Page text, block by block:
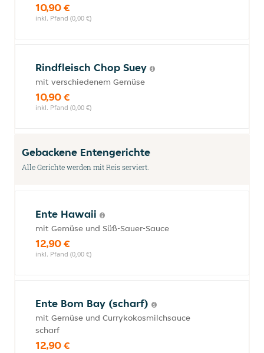
10,90 €
inkl. Pfand (0,00 €)
Rindfleisch Chop Suey
mit verschiedenem Gemüse
10,90 €
inkl. Pfand (0,00 €)
Gebackene Entengerichte
Alle Gerichte werden mit Reis serviert.
Ente Hawaii
mit Gemüse und Süß-Sauer-Sauce
12,90 €
inkl. Pfand (0,00 €)
Ente Bom Bay (scharf)
mit Gemüse und Currykokosmilchsauce
scharf
12,90 €